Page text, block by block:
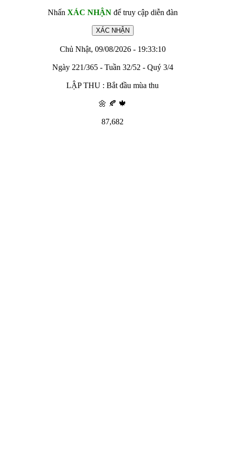
Nhấn XÁC NHẬNđể truy cập diễn đàn
Chủ Nhật, 09/08/2026 - 19:33:10
Ngày 221/365 - Tuần 32/52 - Quý 3/4
LẬP THU : Bắt đầu mùa thu
🌼 🍂 🍁
87,682